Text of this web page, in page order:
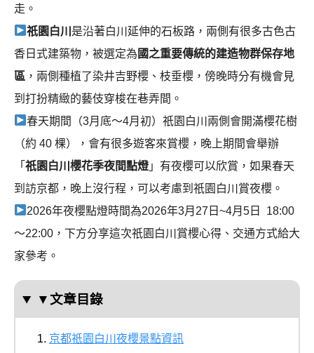
走。
祇園白川 是沿著白川延伸的石板路，兩側有很多古色古
香日式建築物，被選定為 國之重要傳統的建造物群保存地
區 ，兩側種植了染井吉野櫻、枝垂櫻，傍晚時分有機會見
到打扮精緻的藝伎穿梭在巷弄間。
春天期間（3月底～4月初）祇園白川兩側會開滿櫻花樹
（約 40 棵），會有很多遊客來賞櫻，晚上期間會舉辦
「 祇園白川櫻花季夜間點燈」有夜櫻可以欣賞，如果春天
到訪京都，晚上沒行程，可以考慮到祇園白川賞夜櫻。
2026年夜櫻點燈時間為2026年3月27日~4月5日 18:00
～22:00，下方分享這次祇園白川賞櫻心得、交通方式給大
家參考。
▼文章目錄
京都祇園白川夜櫻景點資訊